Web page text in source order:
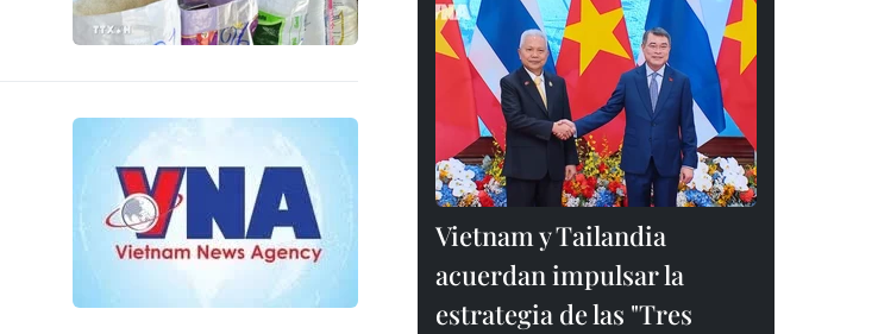
Vietnam y Tailandia
acuerdan impulsar la
estrategia de las "Tres